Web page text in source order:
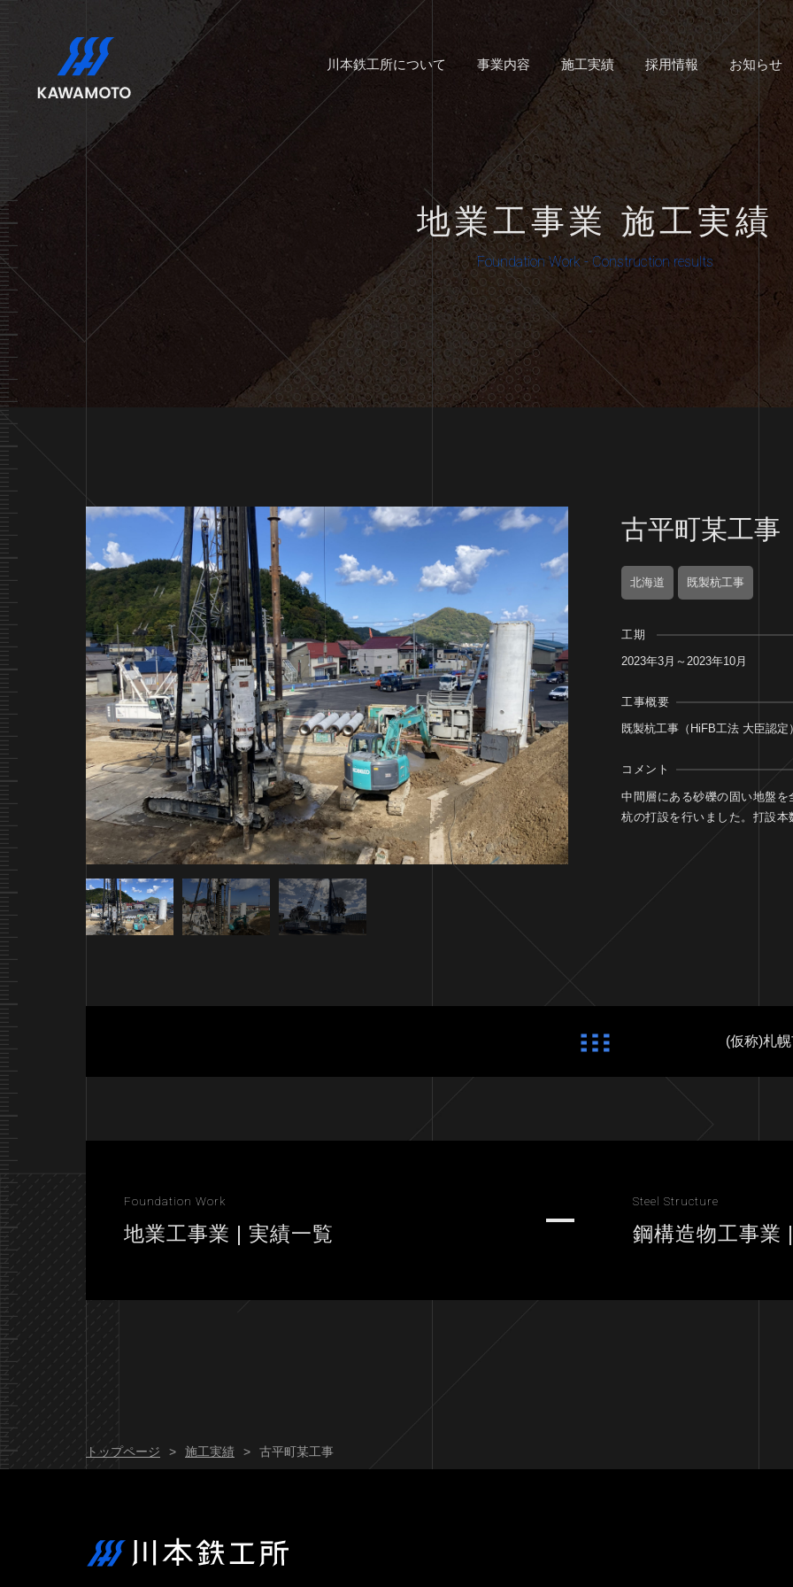
川本鉄工所について 事業内容 施工実績 採用情報 お知らせ
地業工事業 施工実績
Foundation Work - Construction results
古平町某工事
北海道 既製杭工事
工期
2023年3月～2023年10月
工事概要
既製杭工事（HiFB工法 大臣認定
コメント
中間層にある砂礫の固い地盤
杭の打設を行いました。打設
(仮称)札
Foundation Work
地業工事業 | 実績一覧
Steel Structure
鋼構造物工事業
トップページ 施工実績 古平町某工事